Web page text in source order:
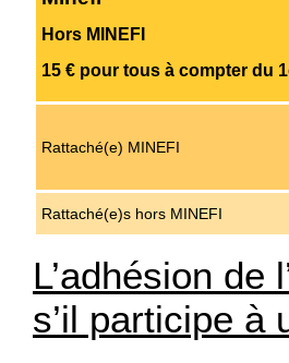
Hors MINEFI
15 € pour tous à compter du
Rattaché(e) MINEFI
Rattaché(e)s hors MINEFI
L’adhésion
s’il participe à